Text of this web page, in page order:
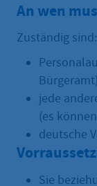
An wen
Zuständig sind:
jede
(es
deutsche
Sie